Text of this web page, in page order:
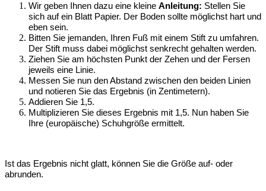
Wir geben Ihnen dazu eine kleine Anleitung: Stellen Sie
sich auf ein Blatt Papier. Der Boden sollte möglichst hart und
eben sein.
Bitten Sie jemanden, Ihren Fuß mit einem Stift zu umfahren.
Der Stift muss dabei möglichst senkrecht gehalten werden.
Ziehen Sie am höchsten Punkt der Zehen und der Fersen
jeweils eine Linie.
Messen Sie nun den Abstand zwischen den beiden Linien
und notieren Sie das Ergebnis (in Zentimetern).
Addieren Sie 1,5.
Multiplizieren Sie dieses Ergebnis mit 1,5. Nun haben Sie
Ihre (europäische) Schuhgröße ermittelt.
Ist das Ergebnis nicht glatt, können Sie die Größe auf- oder
abrunden.